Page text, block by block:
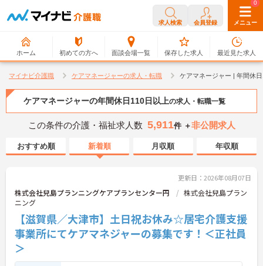
求人検索 会員登録 メニュー
ホーム 初めての方へ 面談会場一覧
0
保存した求人
0
最近見た求人
マイナビ介護職 ケアマネージャーの求人・転職 ケアマネージャー | 年間休
ケアマネージャーの年間休日110日以上の求人・転職一覧
この条件の介護・福祉求人数 5,911件 ＋非公開求人
おすすめ順 新着順 月収順 年収順
更新日：2026年08月07日
株式会社兒島プランニングケアプランセンター円
株式会社兒島プラン
ニング
【滋賀県／大津市】土日祝お休み☆居宅介護支援
事業所にてケアマネジャーの募集です！＜正社員
＞